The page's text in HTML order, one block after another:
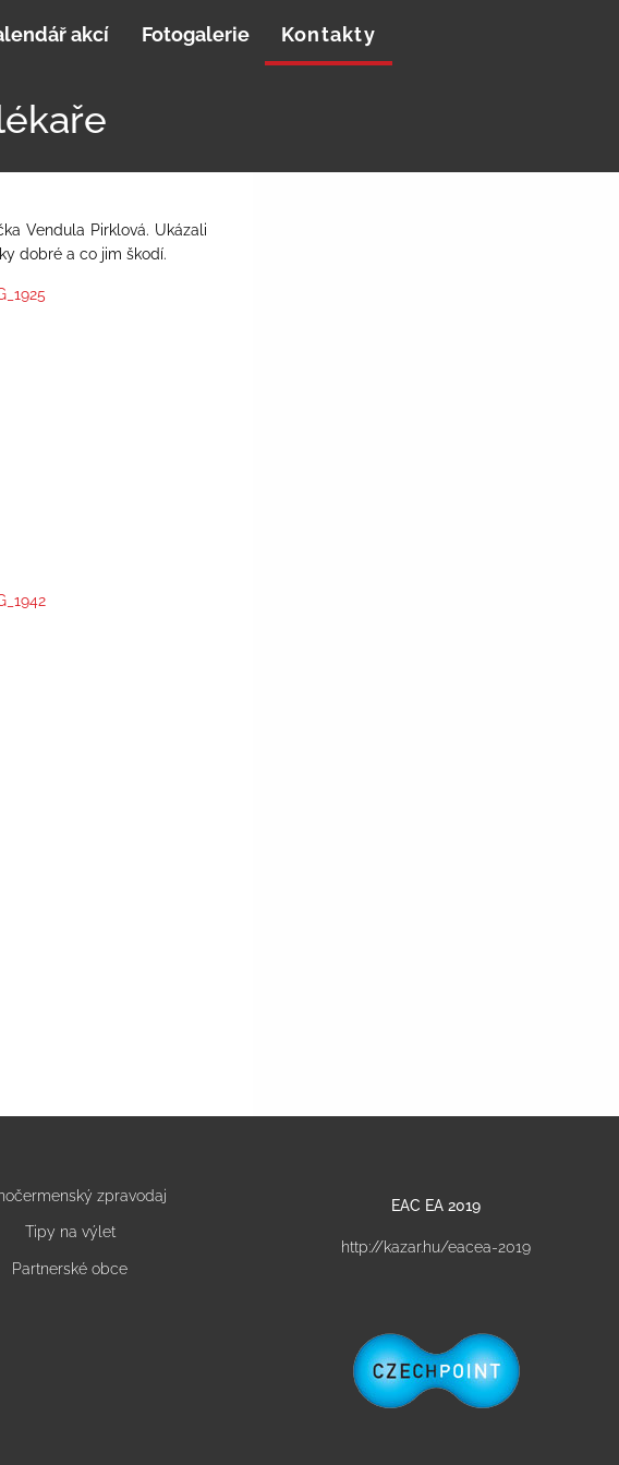
akcí Fotogalerie Kontakty
Vendula Pirklová. Ukázali
dobré a co jim škodí.
zpravodaj
Tipy na výlet
Partnerské obce
EAC EA 2019
http://kazar.hu/eacea-2019